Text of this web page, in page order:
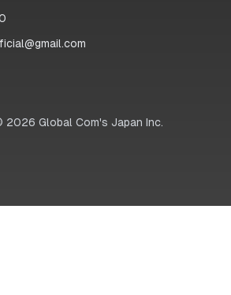
2026 Global Com's Japan Inc.